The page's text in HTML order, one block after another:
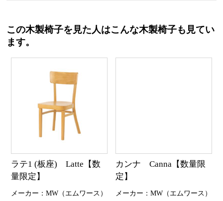
この木製椅子を見た人はこんな木製椅子も見てい
ます。
ラテ1 (板座) Latte【数
量限定】
メーカー：MW（エムワース）
カンナ Canna【数量限
定】
メーカー：MW（エムワース）